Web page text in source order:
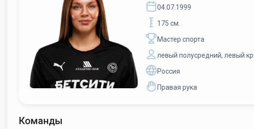
04.07.1999
175 см.
Мастер спорта
левый полусредний, левый
Россия
Правая рука
Команды